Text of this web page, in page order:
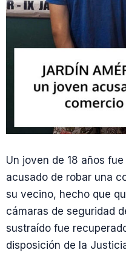
Un joven de 18 años
acusado de robar una
su vecino, hecho que
cámaras de seguridad
sustraído fue
disposición de la